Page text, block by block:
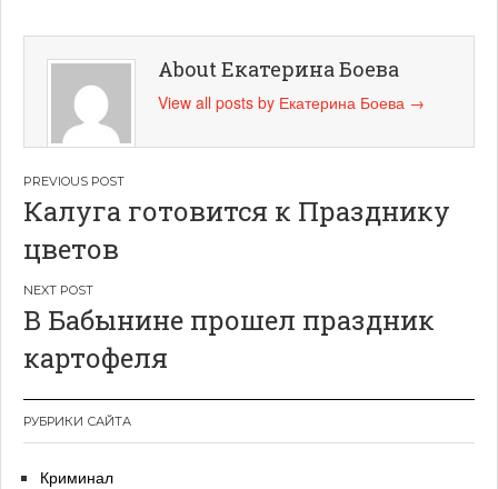
About Екатерина Боева
View all posts by Екатерина Боева →
Навигация
по
записям
Калуга готовится к Празднику
цветов
В Бабынине прошел праздник
картофеля
РУБРИКИ САЙТА
Криминал